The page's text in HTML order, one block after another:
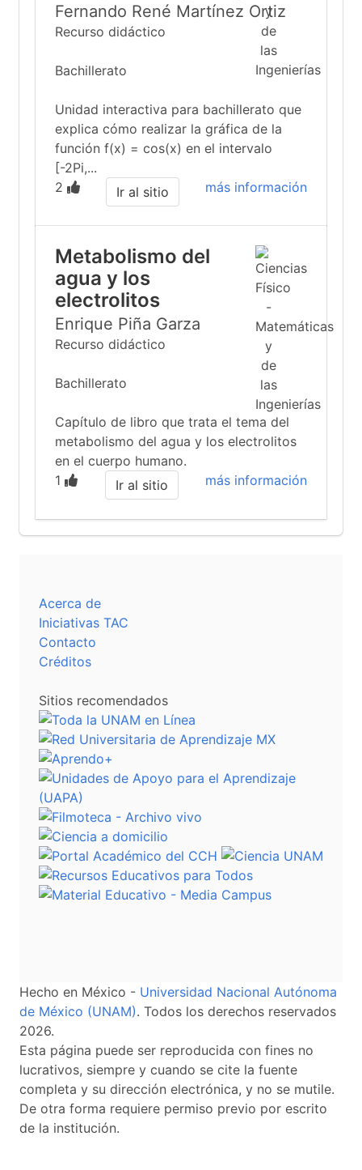
Fernando René Martínez Ortiz
Recurso didáctico
Bachillerato
Unidad interactiva para bachillerato que
explica cómo realizar la gráfica de la
función f(x) = cos(x) en el intervalo
[-2Pi,...
2
más información
Ir al sitio
Metabolismo del
agua y los
electrolitos
Enrique Piña Garza
Recurso didáctico
Bachillerato
Capítulo de libro que trata el tema del
metabolismo del agua y los electrolitos
en el cuerpo humano.
1
más información
Ir al sitio
Acerca de
Iniciativas TAC
Contacto
Créditos
Sitios recomendados
Hecho en México - Universidad Nacional Autónoma
de México (UNAM). Todos los derechos reservados
2026.
Esta página puede ser reproducida con fines no
lucrativos, siempre y cuando se cite la fuente
completa y su dirección electrónica, y no se mutile.
De otra forma requiere permiso previo por escrito
de la institución.